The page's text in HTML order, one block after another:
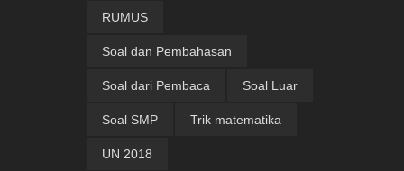
RUMUS
Soal dan Pembahasan
Soal dari Pembaca Soal Luar
Soal SMP Trik matematika
UN 2018